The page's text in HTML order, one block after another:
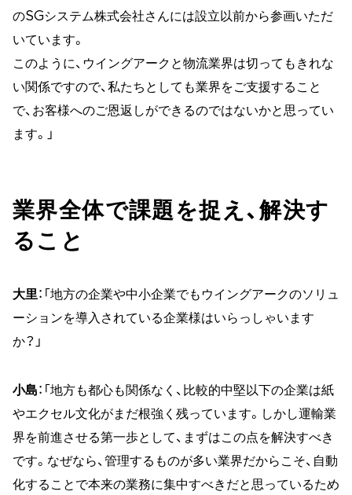
のSGシステム株式会社さんには設立以前から参画いただ
いています。
このように、ウイングアークと物流業界は切ってもきれな
い関係ですので、私たちとしても業界をご支援すること
で、お客様へのご恩返しができるのではないかと思ってい
ます。」
業界全体で課題を捉え、解決す
ること
大里：「地方の企業や中小企業でもウイングアークのソリュ
ーションを導入されている企業様はいらっしゃいます
か？」
小島：「地方も都心も関係なく、比較的中堅以下の企業は紙
やエクセル文化がまだ根強く残っています。しかし運輸業
界を前進させる第一歩として、まずはこの点を解決すべき
です。なぜなら、管理するものが多い業界だからこそ、自動
化することで本来の業務に集中すべきだと思っているため